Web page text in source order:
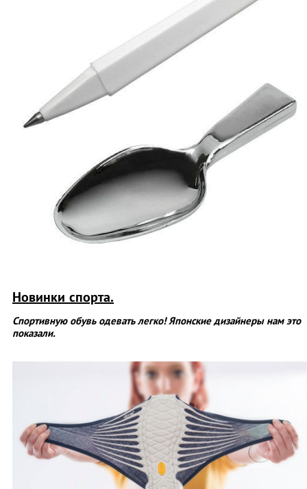
Новинки спорта.
Спортивную обувь одевать легко! Японские дизайнеры нам это
показали.